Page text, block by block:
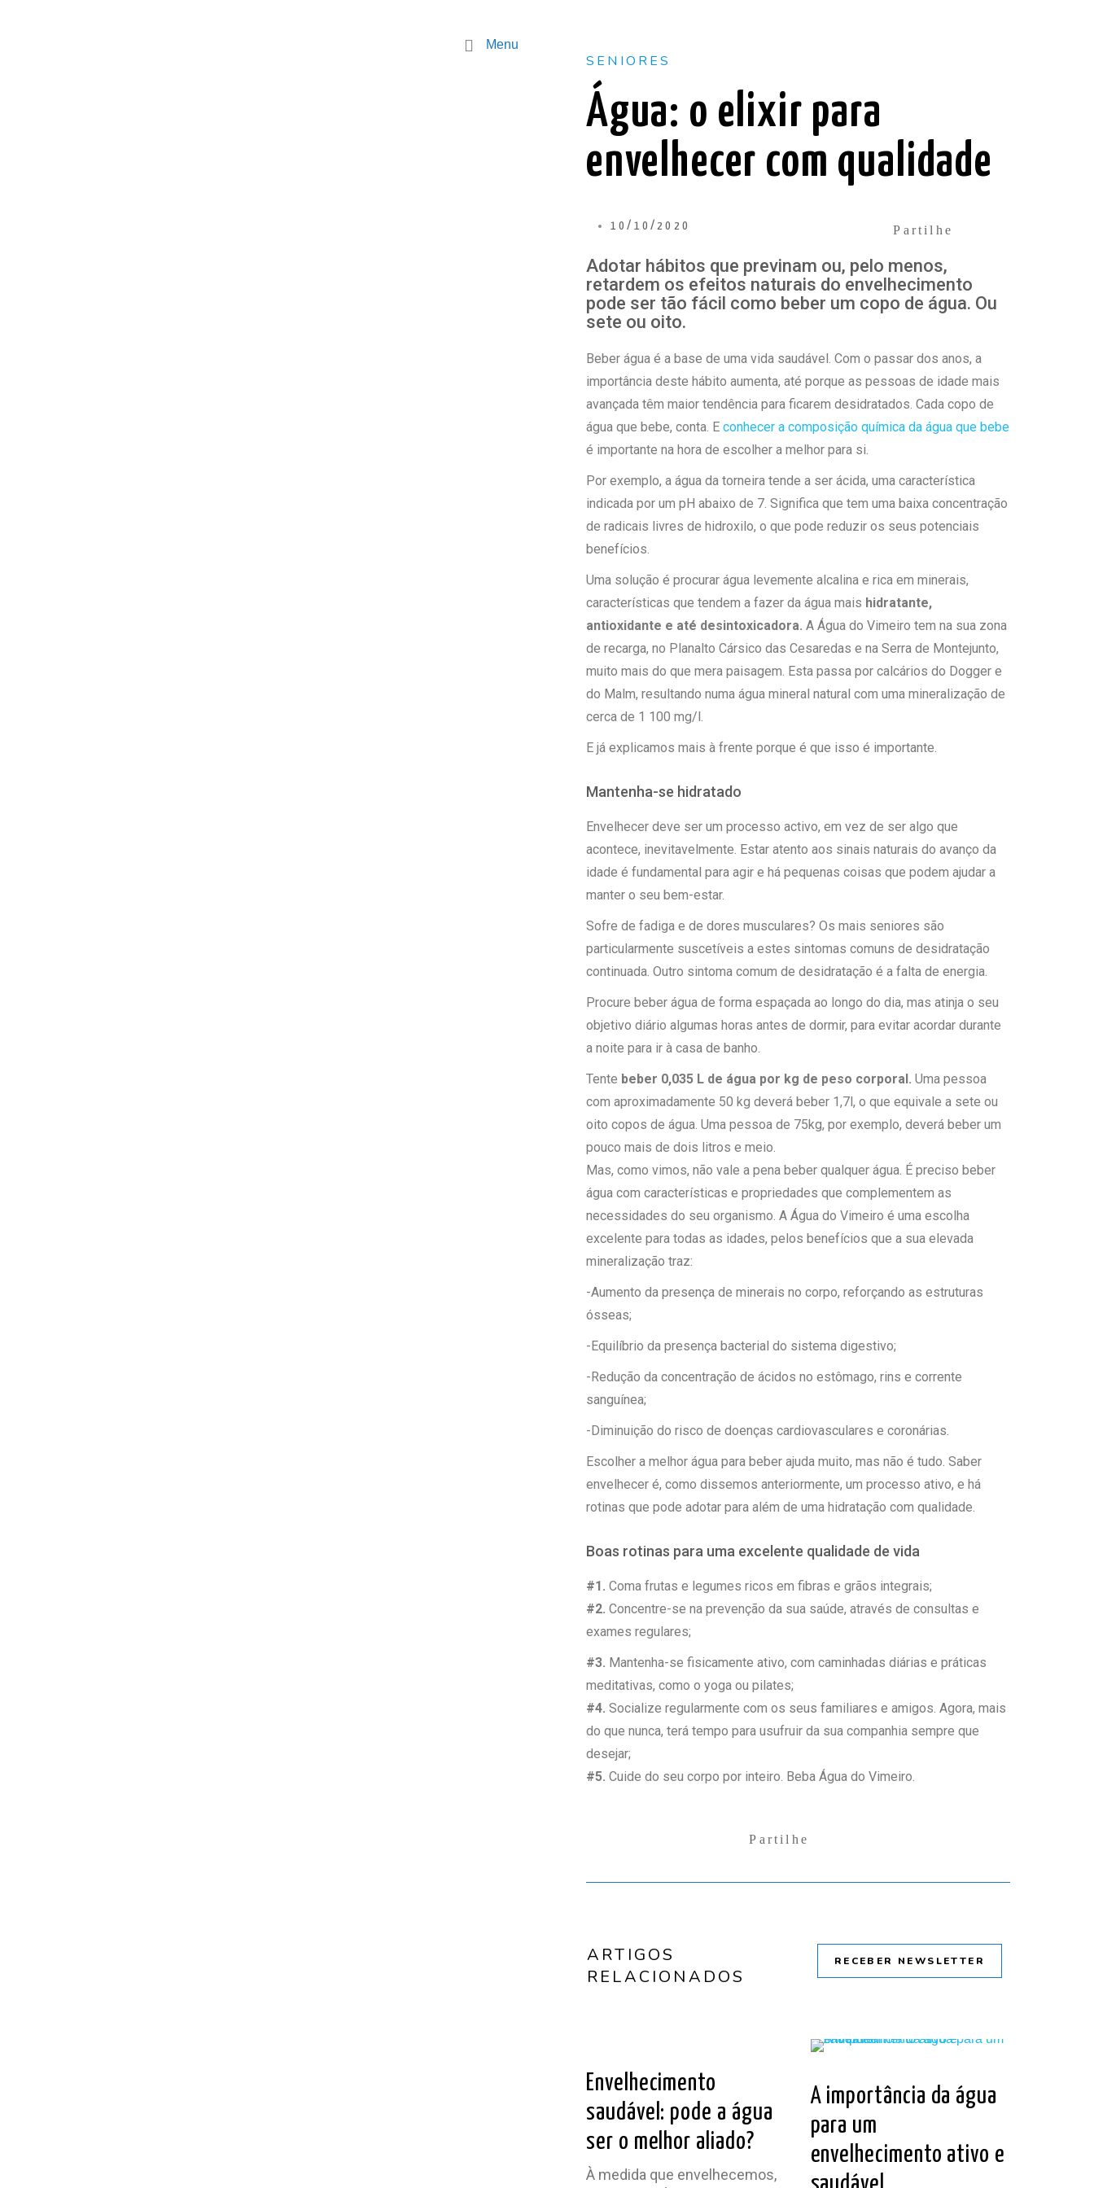
Menu
SENIORES
Água: o elixir para
envelhecer com qualidade
10/10/2020 Partilhe
Adotar hábitos que previnam ou, pelo menos,
retardem os efeitos naturais do envelhecimento
pode ser tão fácil como beber um copo de água. Ou
sete ou oito.
Beber água é a base de uma vida saudável. Com o passar dos anos, a
importância deste hábito aumenta, até porque as pessoas de idade mais
avançada têm maior tendência para ficarem desidratados. Cada copo de
água que bebe, conta. E conhecer a composição química da água que bebe
é importante na hora de escolher a melhor para si.
Por exemplo, a água da torneira tende a ser ácida, uma característica
indicada por um pH abaixo de 7. Significa que tem uma baixa concentração
de radicais livres de hidroxilo, o que pode reduzir os seus potenciais
benefícios.
Uma solução é procurar água levemente alcalina e rica em minerais,
características que tendem a fazer da água mais hidratante,
antioxidante e até desintoxicadora. A Água do Vimeiro tem na sua zona
de recarga, no Planalto Cársico das Cesaredas e na Serra de Montejunto,
muito mais do que mera paisagem. Esta passa por calcários do Dogger e
do Malm, resultando numa água mineral natural com uma mineralização de
cerca de 1 100 mg/l.
E já explicamos mais à frente porque é que isso é importante.
Mantenha-se hidratado
Envelhecer deve ser um processo activo, em vez de ser algo que
acontece, inevitavelmente. Estar atento aos sinais naturais do avanço da
idade é fundamental para agir e há pequenas coisas que podem ajudar a
manter o seu bem-estar.
Sofre de fadiga e de dores musculares? Os mais seniores são
particularmente suscetíveis a estes sintomas comuns de desidratação
continuada. Outro sintoma comum de desidratação é a falta de energia.
Procure beber água de forma espaçada ao longo do dia, mas atinja o seu
objetivo diário algumas horas antes de dormir, para evitar acordar durante
a noite para ir à casa de banho.
Tente beber 0,035 L de água por kg de peso corporal. Uma pessoa
com aproximadamente 50 kg deverá beber 1,7l, o que equivale a sete ou
oito copos de água. Uma pessoa de 75kg, por exemplo, deverá beber um
pouco mais de dois litros e meio.
Mas, como vimos, não vale a pena beber qualquer água. É preciso beber
água com características e propriedades que complementem as
necessidades do seu organismo. A Água do Vimeiro é uma escolha
excelente para todas as idades, pelos benefícios que a sua elevada
mineralização traz:
-Aumento da presença de minerais no corpo, reforçando as estruturas
ósseas;
-Equilíbrio da presença bacterial do sistema digestivo;
-Redução da concentração de ácidos no estômago, rins e corrente
sanguínea;
-Diminuição do risco de doenças cardiovasculares e coronárias.
Escolher a melhor água para beber ajuda muito, mas não é tudo. Saber
envelhecer é, como dissemos anteriormente, um processo ativo, e há
rotinas que pode adotar para além de uma hidratação com qualidade.
Boas rotinas para uma excelente qualidade de vida
#1. Coma frutas e legumes ricos em fibras e grãos integrais;
#2. Concentre-se na prevenção da sua saúde, através de consultas e
exames regulares;
#3. Mantenha-se fisicamente ativo, com caminhadas diárias e práticas
meditativas, como o yoga ou pilates;
#4. Socialize regularmente com os seus familiares e amigos. Agora, mais
do que nunca, terá tempo para usufruir da sua companhia sempre que
desejar;
#5. Cuide do seu corpo por inteiro. Beba Água do Vimeiro.
Partilhe
ARTIGOS
RELACIONADOS
RECEBER NEWSLETTER
Envelhecimento
saudável: pode a água
ser o melhor aliado?
À medida que envelhecemos,
A importância da água
para um
envelhecimento ativo e